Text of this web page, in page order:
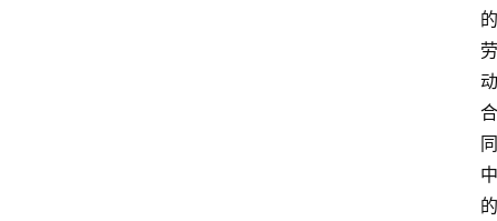
的
劳
动
合
同
中
的